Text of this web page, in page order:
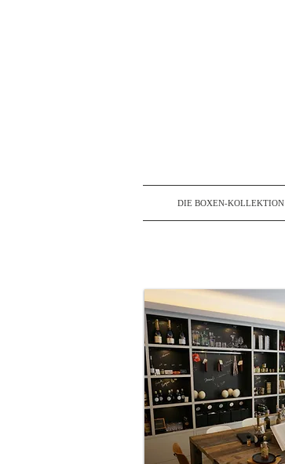
DIE BOXEN-KOLLEKTION